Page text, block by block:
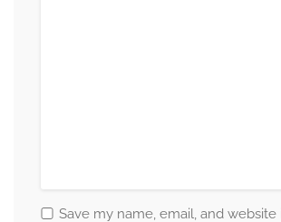
Save my name, email, and website